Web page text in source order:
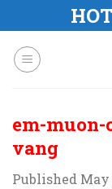
to
content
em-
vang
Published May